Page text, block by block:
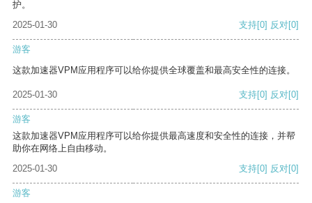
护。
2025-01-30
支持[0] 反对[0]
游客
这款加速器VPM应用程序可以给你提供全球覆盖和最高安全性的连接。
2025-01-30 支持[0] 反对[0]
游客
这款加速器VPM应用程序可以给你提供最高速度和安全性的连接，并帮
助你在网络上自由移动。
2025-01-30
支持[0] 反对[0]
游客